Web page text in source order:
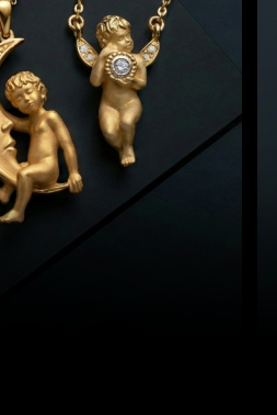
Иолиты 0,51 карата
Оранжевые сапфиры 0,7
карата
Голубые сапфиры 1,4
карата
Цавориты 0,86 карата
Цитрины 1,35 карата
Родолиты 1,33 карата
Топазы 3,66 карата
Хризолиты 0,15 карата